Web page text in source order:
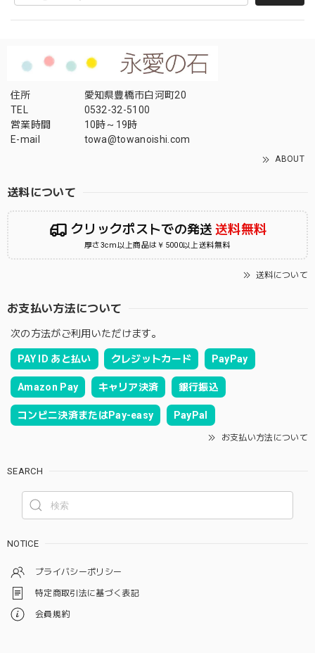
住所
愛知県豊橋市白河町20
TEL
0532-32-5100
営業時間
10時～19時
E-mail
towa@towanoishi.com
ABOUT
送料について
クリックポストでの発送 送料無料
厚さ3cm以上商品は￥5000以上送料無料
送料について
お支払い方法について
次の方法がご利用いただけます。
PAY ID あと払い クレジットカード PayPay
Amazon Pay キャリア決済 銀行振込
コンビニ決済またはPay-easy PayPal
お支払い方法について
SEARCH
NOTICE
プライバシーポリシー
特定商取引法に基づく表記
会員規約